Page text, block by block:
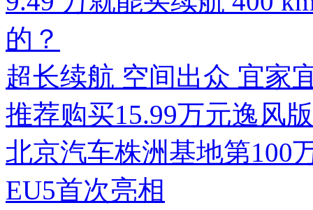
的？
超长续航 空间出众 宜家
推荐购买15.99万元逸风
北京汽车株洲基地第100
EU5首次亮相